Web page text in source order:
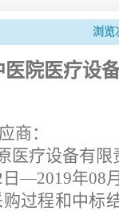
浏览
医院医疗设
：
医疗设备有限
日—2019年08
过程和中标